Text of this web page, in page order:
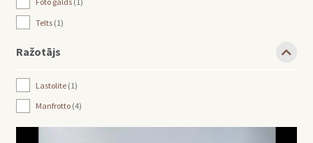
Telts 1
Ražotājs
Lastolite 1
Manfrotto 4